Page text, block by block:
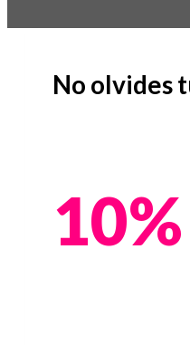
No olvides
10%